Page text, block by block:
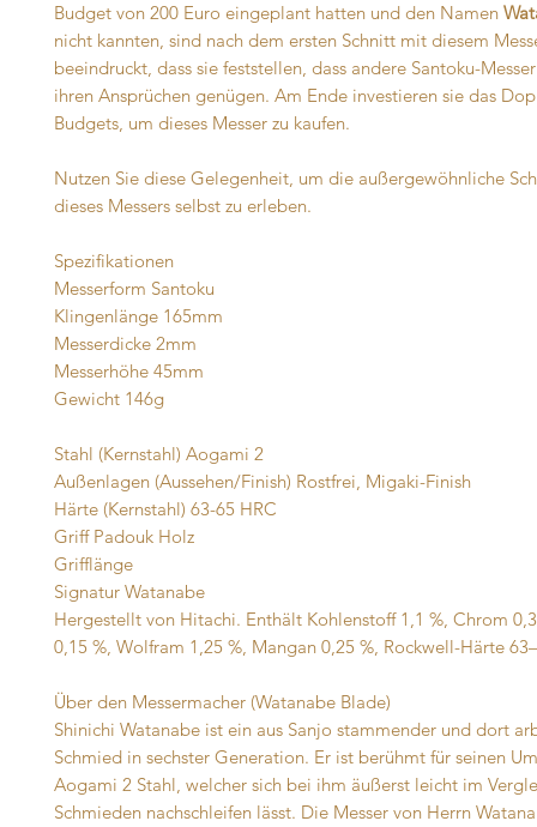
Budget von 200 Euro eingeplant hatten und den Namen
nicht kannten, sind nach dem ersten Schnitt mit diesem
beeindruckt, dass sie feststellen, dass andere Santoku-
ihren Ansprüchen genügen. Am Ende investieren sie das
Budgets, um dieses Messer zu kaufen.
Nutzen Sie diese Gelegenheit, um die außergewöhnliche
dieses Messers selbst zu erleben.
Spezifikationen
Messerform Santoku
Klingenlänge 165mm
Messerdicke 2mm
Messerhöhe 45mm
Gewicht 146g
Stahl (Kernstahl) Aogami 2
Außenlagen (Aussehen/Finish) Rostfrei, Migaki-Finish
Härte (Kernstahl) 63-65 HRC
Griff Padouk Holz
Grifflänge
Signatur Watanabe
Hergestellt von Hitachi. Enthält Kohlenstoff 1,1 %, Chrom
0,15 %, Wolfram 1,25 %, Mangan 0,25 %, Rockwell-Härte
Über den Messermacher (Watanabe Blade)
Shinichi Watanabe ist ein aus Sanjo stammender und dort
Schmied in sechster Generation. Er ist berühmt für seinen
Aogami 2 Stahl, welcher sich bei ihm äußerst leicht im
Schmieden nachschleifen lässt. Die Messer von Herrn